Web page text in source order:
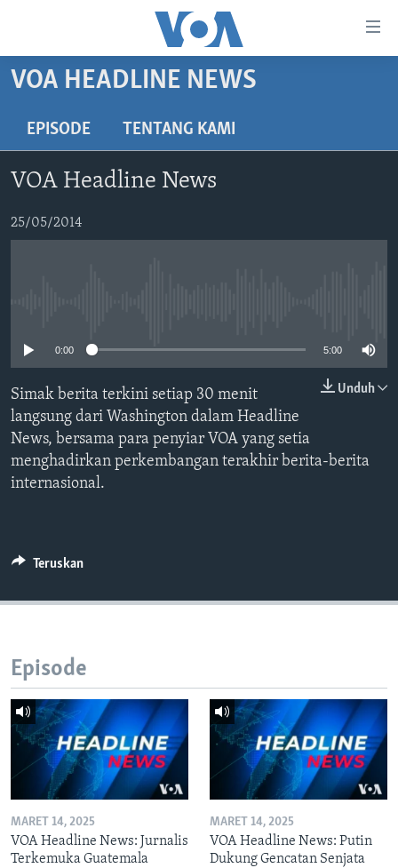
Akses
Utama
Lanjut
Navigasi
DUNIA
POLYGRAPH
DAFTAR PROGRAM
Bahasa-bahasa
VOA HEADLINE NEWS
EPISODE TENTANG KAMI
VOA Headline News
25/05/2014
0:00 5:00
Unduh
Simak berita terkini setiap 30 menit
langsung dari Washington dalam Headline
News, bersama para penyiar VOA yang setia
menghadirkan perkembangan terakhir berita-berita
internasional.
Teruskan
Episode
MARET 14, 2025
VOA Headline News: Jurnalis
Terkemuka Guatemala
MARET 14, 2025
VOA Headline News: Putin
Dukung Gencatan Senjata